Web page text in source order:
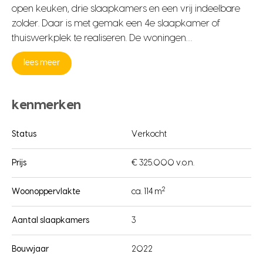
open keuken, drie slaapkamers en een vrij indeelbare
zolder. Daar is met gemak een 4e slaapkamer of
thuiswerkplek te realiseren. De woningen…
lees meer
kenmerken
Status Verkocht
Prijs € 325.000 v.o.n.
Woonoppervlakte ca. 114 m2
Aantal slaapkamers 3
Bouwjaar 2022